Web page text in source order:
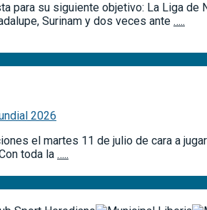
su siguiente objetivo: La Liga de
Surinam y dos veces ante …..
2026
el martes 11 de julio de cara a
toda la …..